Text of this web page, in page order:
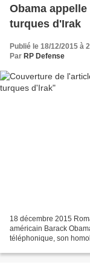
Obama
turques d'Irak
Publié le 18/12/2015 à
Par RP Defense
18 décembre 2015
américain Barack
téléphonique, son